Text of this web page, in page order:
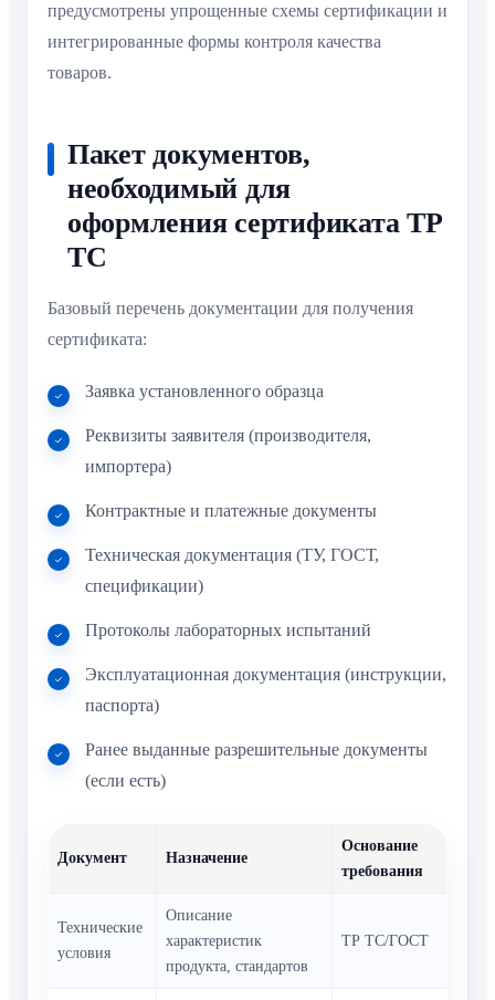
предусмотрены упрощенные схемы сертификации и
интегрированные формы контроля качества
товаров.
Пакет документов,
необходимый для
оформления сертификата ТР
ТС
Базовый перечень документации для получения
сертификата:
Заявка установленного образца
Реквизиты заявителя (производителя,
импортера)
Контрактные и платежные документы
Техническая документация (ТУ, ГОСТ,
спецификации)
Протоколы лабораторных испытаний
Эксплуатационная документация (инструкции,
паспорта)
Ранее выданные разрешительные документы
(если есть)
Документ Назначение
Основание
требования
Технические
условия
Описание
характеристик
продукта, стандартов
ТР ТС/ГОСТ